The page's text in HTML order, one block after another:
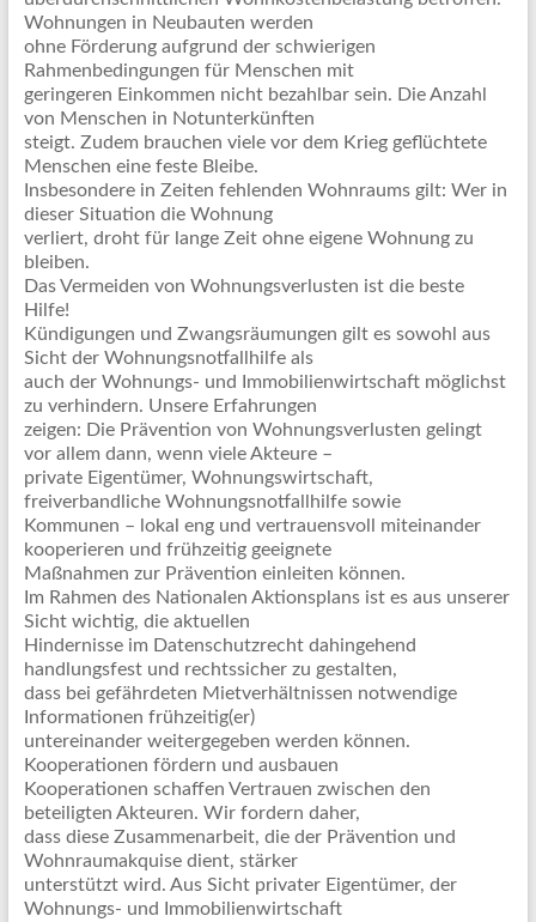
Wohnungen in Neubauten werden
ohne Förderung aufgrund der schwierigen
Rahmenbedingungen für Menschen mit
geringeren Einkommen nicht bezahlbar sein. Die Anzahl
von Menschen in Notunterkünften
steigt. Zudem brauchen viele vor dem Krieg geflüchtete
Menschen eine feste Bleibe.
Insbesondere in Zeiten fehlenden Wohnraums gilt: Wer in
dieser Situation die Wohnung
verliert, droht für lange Zeit ohne eigene Wohnung zu
bleiben.
Das Vermeiden von Wohnungsverlusten ist die beste
Hilfe!
Kündigungen und Zwangsräumungen gilt es sowohl aus
Sicht der Wohnungsnotfallhilfe als
auch der Wohnungs- und Immobilienwirtschaft möglichst
zu verhindern. Unsere Erfahrungen
zeigen: Die Prävention von Wohnungsverlusten gelingt
vor allem dann, wenn viele Akteure –
private Eigentümer, Wohnungswirtschaft,
freiverbandliche Wohnungsnotfallhilfe sowie
Kommunen – lokal eng und vertrauensvoll miteinander
kooperieren und frühzeitig geeignete
Maßnahmen zur Prävention einleiten können.
Im Rahmen des Nationalen Aktionsplans ist es aus unserer
Sicht wichtig, die aktuellen
Hindernisse im Datenschutzrecht dahingehend
handlungsfest und rechtssicher zu gestalten,
dass bei gefährdeten Mietverhältnissen notwendige
Informationen frühzeitig(er)
untereinander weitergegeben werden können.
Kooperationen fördern und ausbauen
Kooperationen schaffen Vertrauen zwischen den
beteiligten Akteuren. Wir fordern daher,
dass diese Zusammenarbeit, die der Prävention und
Wohnraumakquise dient, stärker
unterstützt wird. Aus Sicht privater Eigentümer, der
Wohnungs- und Immobilienwirtschaft